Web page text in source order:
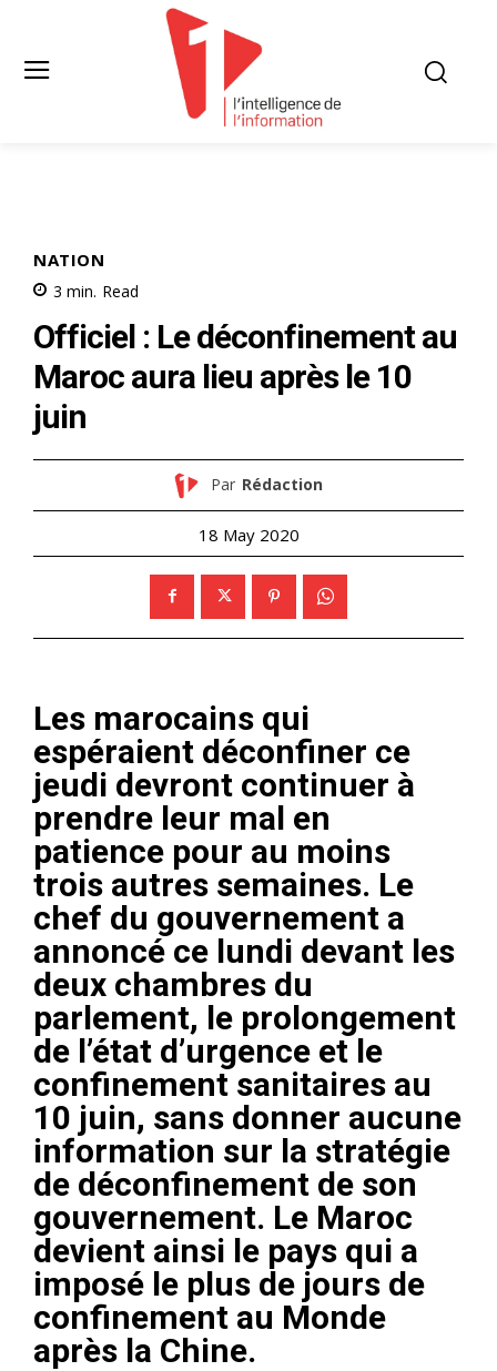
NATION
3 min. Read
Officiel : Le déconfinement au
Maroc aura lieu après le 10
juin
Par Rédaction
18 May 2020
Les marocains qui
espéraient déconfiner ce
jeudi devront continuer à
prendre leur mal en
patience pour au moins
trois autres semaines. Le
chef du gouvernement a
annoncé ce lundi devant les
deux chambres du
parlement, le prolongement
de l’état d’urgence et le
confinement sanitaires au
10 juin, sans donner aucune
information sur la stratégie
de déconfinement de son
gouvernement. Le Maroc
devient ainsi le pays qui a
imposé le plus de jours de
confinement au Monde
après la Chine.